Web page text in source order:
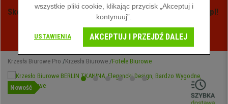
Skorzystaj z Letnich Wyprzedaży na Krzeslabiurowepro.pl!
Zobacz oferty -
Krzesła Biurowe Pro Krzesła Biurowe Fotele Biurowe
Nowość
wszystkie pliki cookie, klikając przycisk „Akceptuj i
kontynuuj”.
USTAWIENIA AKCEPTUJ I PRZEJDŹ DALEJ